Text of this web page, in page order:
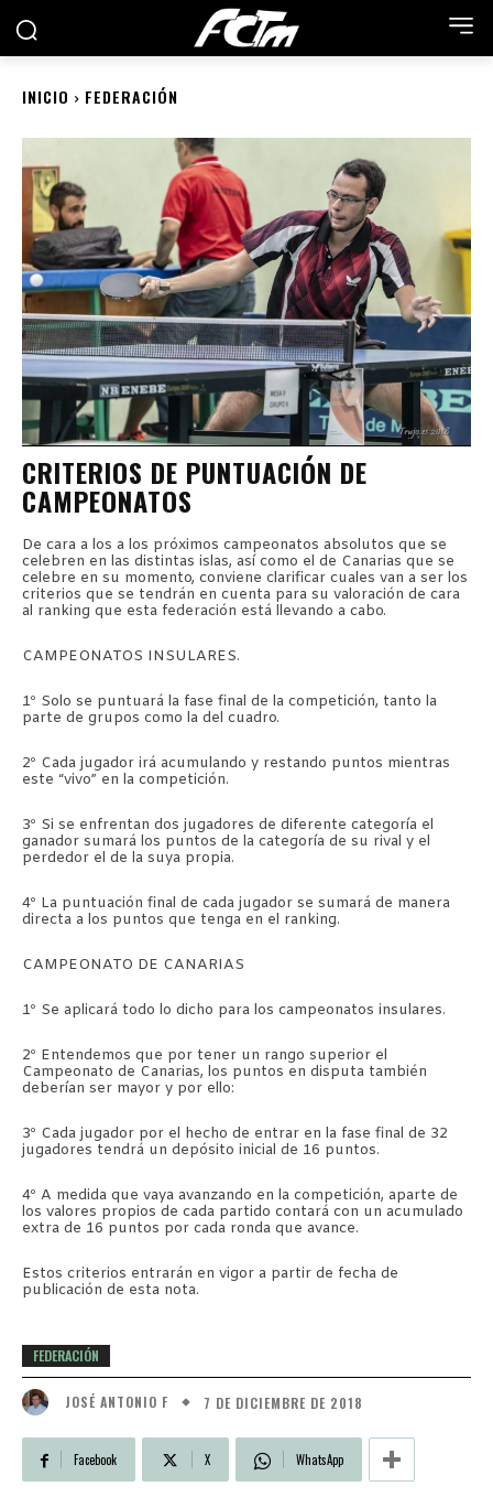
INICIO FEDERACIÓN
CRITERIOS DE PUNTUACIÓN DE
CAMPEONATOS
De cara a los a los próximos campeonatos absolutos que se
celebren en las distintas islas, así como el de Canarias que se
celebre en su momento, conviene clarificar cuales van a ser los
criterios que se tendrán en cuenta para su valoración de cara
al ranking que esta federación está llevando a cabo.
CAMPEONATOS INSULARES.
1º Solo se puntuará la fase final de la competición, tanto la
parte de grupos como la del cuadro.
2º Cada jugador irá acumulando y restando puntos mientras
este “vivo” en la competición.
3º Si se enfrentan dos jugadores de diferente categoría el
ganador sumará los puntos de la categoría de su rival y el
perdedor el de la suya propia.
4º La puntuación final de cada jugador se sumará de manera
directa a los puntos que tenga en el ranking.
CAMPEONATO DE CANARIAS
1º Se aplicará todo lo dicho para los campeonatos insulares.
2º Entendemos que por tener un rango superior el
Campeonato de Canarias, los puntos en disputa también
deberían ser mayor y por ello:
3º Cada jugador por el hecho de entrar en la fase final de 32
jugadores tendrá un depósito inicial de 16 puntos.
4º A medida que vaya avanzando en la competición, aparte de
los valores propios de cada partido contará con un acumulado
extra de 16 puntos por cada ronda que avance.
Estos criterios entrarán en vigor a partir de fecha de
publicación de esta nota.
FEDERACIÓN
JOSÉ ANTONIO F 7 DE DICIEMBRE DE 2018
Facebook X WhatsApp